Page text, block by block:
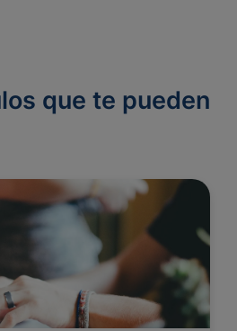
que te pueden